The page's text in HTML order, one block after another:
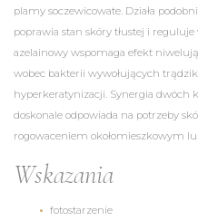
plamy soczewicowate. Działa
poprawia stan skóry tłustej i
azelainowy wspomaga efekt
wobec bakterii wywołujących
hyperkeratynizacji. Synergia dwóch
doskonale odpowiada na potrzeby
rogowaceniem okołomieszkowym
Wskazania​
fotostarzenie